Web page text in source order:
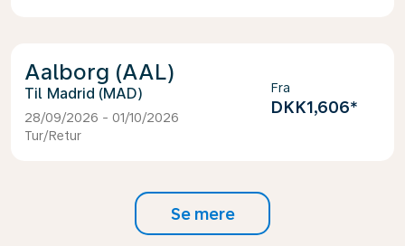
Aalborg (AAL)
Madrid (MAD)
28/09/2026 - 01/10/2026
Tur/Retur
Fra
DKK1,606*
Se mere